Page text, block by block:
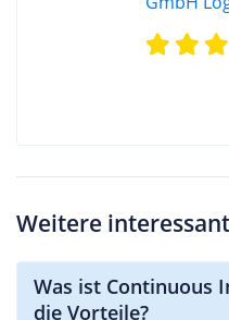
Weitere
Was ist Continuous
die Vorteile?